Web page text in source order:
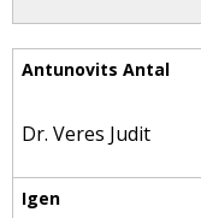
Dr. Veres Judit